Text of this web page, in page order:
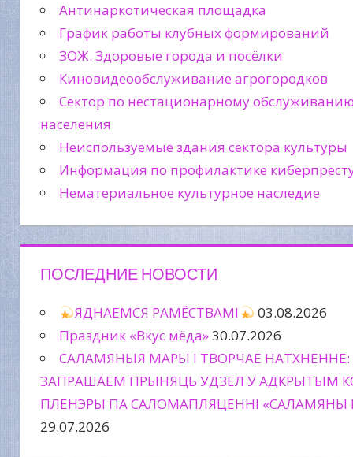
Антинаркотическая площадка
График работы клубных формирований
ЗОЖ. Здоровые города и посёлки
Киновидеообслуживание агрогородков
Сектор по нестационарному
населения
Неиспользуемые здания сектора культуры
Информация по профилактике
Нематериальное культурное наследие
ПОСЛЕДНИЕ НОВОСТИ
ЯДНАЕМСЯ РАМЁСТВАМІ
03.08.2026
Праздник «Вкус мёда»30.07.2026
САЛАМЯНЫЯ МАРЫ І ТВОРЧАЕ НАТХНЕННЕ:
ЗАПРАШАЕМ ПРЫНЯЦЬ УДЗЕЛ У АДКРЫТЫМ
ПЛЕНЭРЫ ПА САЛОМАПЛЯЦЕННІ «САЛАМЯНЫ
29.07.2026